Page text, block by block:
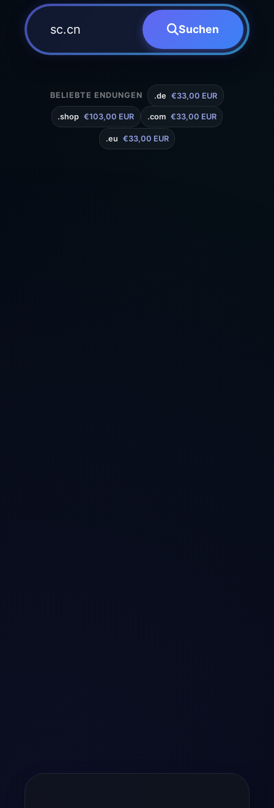
Suchen
BELIEBTE ENDUNGEN .de €33,00 EUR
.shop €103,00 EUR .com €33,00 EUR
.eu €33,00 EUR